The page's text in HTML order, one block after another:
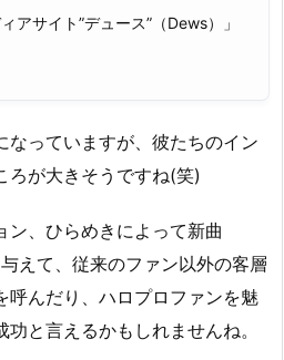
アサイト”デュース”（Dews）」
なっていますが、彼たちのイン
ろが大きそうですね(笑)
ン、ひらめきによって新曲
えて、従来のファン以外の客層
呼んだり、ハロプロファンを魅
と言えるかもしれませんね。